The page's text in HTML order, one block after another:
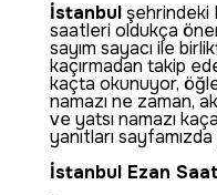
İstanbulşehrindeki
saatleri oldukça
sayım sayacı ile
kaçırmadan takip
kaçta okunuyor,
namazı ne zaman,
ve yatsı namazı kaça
yanıtları
İstanbul Ezan